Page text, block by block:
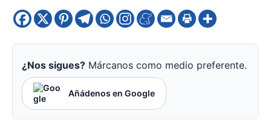
¿Nos sigues? Márcanos como medio preferente.
Añádenos en Google